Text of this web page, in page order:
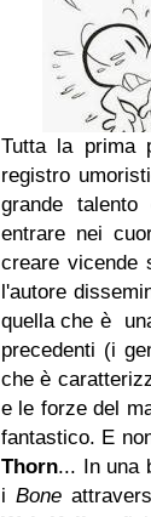
Tutta la prima
registro
grande talento
entrare nei
creare vicende
l'autore
quella che è
precedenti (i
che è
e le forze del
fantastico. E
Thorn... In una
iBone